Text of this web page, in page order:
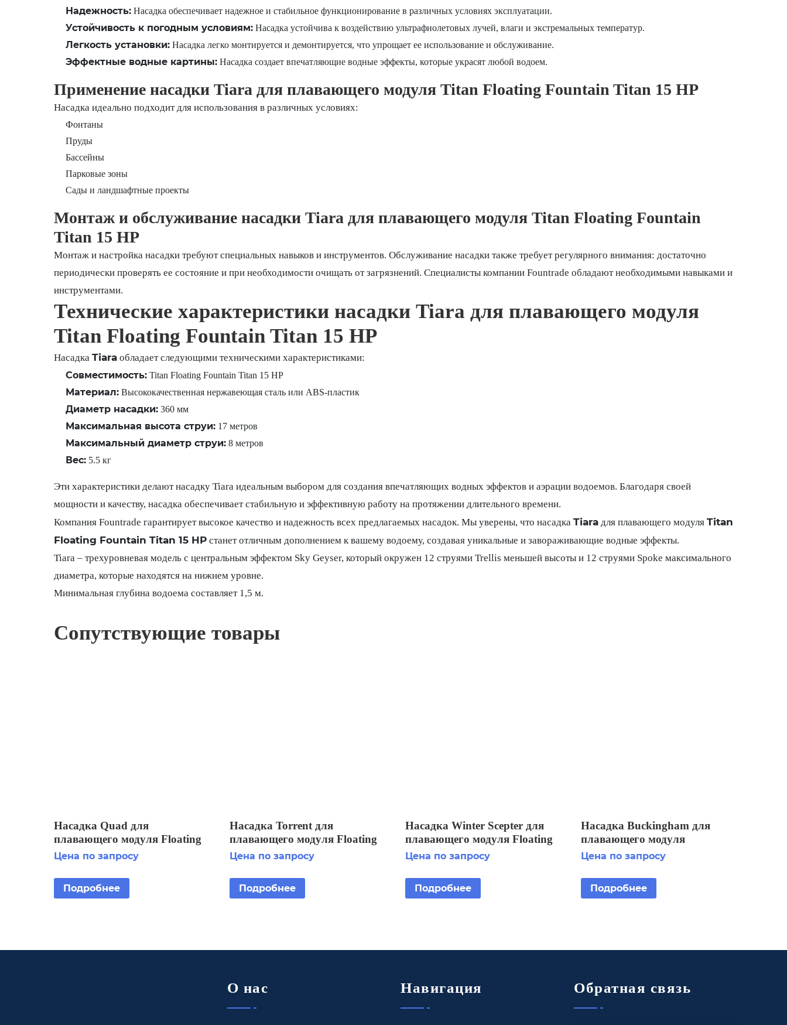
Надежность:Насадка обеспечивает надежное и стабильное функционирование в различных условиях эксплуатации.
Устойчивость к погодным условиям:Насадка устойчива к воздействию ультрафиолетовых лучей, влаги и экстремальных температур.
Легкость установки:Насадка легко монтируется и демонтируется, что упрощает ее использование и обслуживание.
Эффектные водные картины:Насадка создает впечатляющие водные эффекты, которые украсят любой водоем.
Применение насадки Tiara для плавающего модуля Titan Floating Fountain Titan 15 HP
Насадка идеально подходит для использования в различных условиях:
Фонтаны
Пруды
Бассейны
Парковые зоны
Сады и ландшафтные проекты
Монтаж и обслуживание насадки Tiara для плавающего модуля Titan Floating Fountain
Titan 15 HP
Монтаж и настройка насадки требуют специальных навыков и инструментов. Обслуживание насадки также требует регулярного внимания: достаточно
периодически проверять ее состояние и при необходимости очищать от загрязнений. Специалисты компании Fountrade обладают необходимыми навыками и
инструментами.
Технические характеристики насадки Tiara для плавающего модуля
Titan Floating Fountain Titan 15 HP
Насадка Tiaraобладает следующими техническими характеристиками:
Совместимость:Titan Floating Fountain Titan 15 HP
Материал:Высококачественная нержавеющая сталь или ABS-пластик
Диаметр насадки:360 мм
Максимальная высота струи:17 метров
Максимальный диаметр струи:8 метров
Вес:5.5 кг
Эти характеристики делают насадку Tiara идеальным выбором для создания впечатляющих водных эффектов и аэрации водоемов. Благодаря своей
мощности и качеству, насадка обеспечивает стабильную и эффективную работу на протяжении длительного времени.
Компания Fountrade гарантирует высокое качество и надежность всех предлагаемых насадок. Мы уверены, что насадка Tiaraдля плавающего модуля Titan
Floating Fountain Titan 15 HPстанет отличным дополнением к вашему водоему, создавая уникальные и завораживающие водные эффекты.
Tiara – трехуровневая модель с центральным эффектом Sky Geyser, который окружен 12 струями Trellis меньшей высоты и 12 струями Spoke максимального
диаметра, которые находятся на нижнем уровне.
Минимальная глубина водоема составляет 1,5 м.
Сопутствующие товары
Насадка Quad для
плавающего модуля Floating
Display Aerator 5 HP 2 STG
Цена по запросу
Подробнее
Насадка Torrent для
плавающего модуля Floating
Display Aerator 1 HP
Цена по запросу
Подробнее
Насадка Winter Scepter для
плавающего модуля Floating
Display Aerator 7 1/2 HP 2
Цена по запросу
Подробнее
Насадка Buckingham для
плавающего модуля
Fountain Floating Fountain 3
Цена по запросу
Подробнее
О нас Навигация Обратная связь